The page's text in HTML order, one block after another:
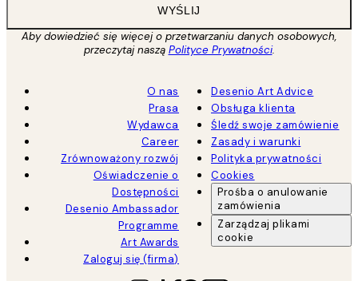
WYŚLIJ
Aby dowiedzieć się więcej o przetwarzaniu danych osobowych,
przeczytaj naszą Polityce Prywatności.
O nas
Prasa
Wydawca
Career
Zrównoważony rozwój
Oświadczenie o
Dostępności
Desenio Ambassador
Programme
Art Awards
Zaloguj się (firma)
Desenio Art Advice
Obsługa klienta
Śledź swoje zamówienie
Zasady i warunki
Polityka prywatności
Cookies
Prośba o anulowanie
zamówienia
Zarządzaj plikami
cookie